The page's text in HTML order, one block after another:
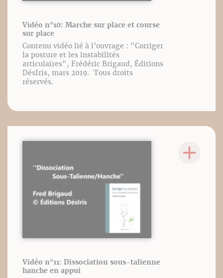
Vidéo n°10: Marche sur place et course
sur place
Contenu vidéo lié à l’ouvrage : "Corriger
la posture et les instabilités
articulaires", Frédéric Brigaud, Éditions
DésIris, mars 2019. Tous droits
réservés.
Vidéo n°11: Dissociation sous-talienne
hanche en appui